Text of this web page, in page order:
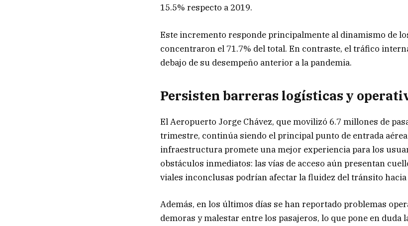
15.5% respecto a 2019.
Este incremento responde principalmente al dinamismo de
concentraron el 71.7% del total. En contraste, el tráfico
debajo de su desempeño anterior a la pandemia.
Persisten barreras logísticas y
El Aeropuerto Jorge Chávez, que movilizó 6.7 millones de
trimestre, continúa siendo el principal punto de entrada aérea
infraestructura promete una mejor experiencia para los
obstáculos inmediatos: las vías de acceso aún presentan
viales inconclusas podrían afectar la fluidez del tránsito
Además, en los últimos días se han reportado problemas
demoras y malestar entre los pasajeros, lo que pone en duda